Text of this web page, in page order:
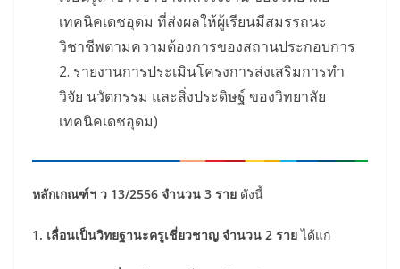
เทคนิคเดชอุดม ที่ส่งผลให้ผู้เรียนมีสมรรถนะ
วิชาชีพตามความต้องการของสถานประกอบการ
2. รายงานการประเมินโครงการส่งเสริมการทำ
วิจัย นวัตกรรม และสิ่งประดิษฐ์ ของวิทยาลัย
เทคนิคเดชอุดม)
หลักเกณฑ์ฯ ว 13/2556 จำนวน 3 ราย ดังนี้
1. เลื่อนเป็นวิทยฐานะครูเชี่ยวชาญ จำนวน 2 รายได้แก่